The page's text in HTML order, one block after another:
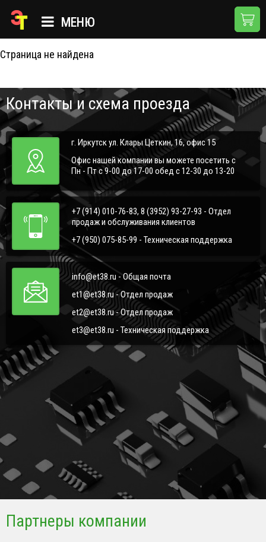
МЕНЮ
ГЛАВНАЯ
О КОМПАНИИ
ПРИМЕНЕНИЯ
НОВОСТИ
ДОСТАВКА И ОПЛАТА
КОНТАКТЫ
404
Страница не найдена
Контакты и схема проезда
г. Иркутск ул. Клары Цеткин, 16, офис 15
Офис нашей компании вы можете посетить с
Пн - Пт с 9-00 до 17-00 обед с 12-30 до 13-20
+7 (914) 010-76-83, 8 (3952) 93-27-93 - Отдел
продаж и обслуживания клиентов
+7 (950) 075-85-99 - Техническая поддержка
info@et38.ru - Общая почта
et1@et38.ru - Отдел продаж
et2@et38.ru - Отдел продаж
et3@et38.ru - Техническая поддержка
Партнеры компании